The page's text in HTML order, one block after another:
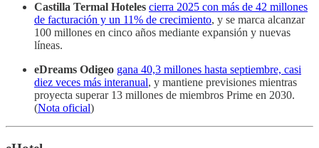
Castilla Termal Hoteles cierra 2025 con más de 42 millones
de facturación y un 11% de crecimiento, y se marca alcanzar
100 millones en cinco años mediante expansión y nuevas
líneas.
eDreams Odigeo gana 40,3 millones hasta septiembre, casi
diez veces más interanual, y mantiene previsiones mientras
proyecta superar 13 millones de miembros Prime en 2030.
(Nota oficial)